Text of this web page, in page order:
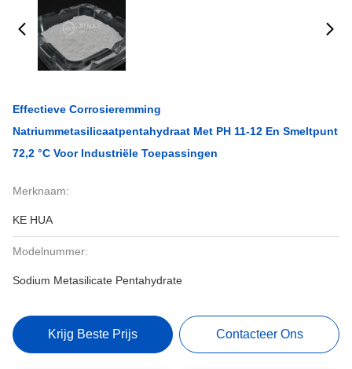
Effectieve Corrosieremming
Natriummetasilicaatpentahydraat Met PH 11-12 En Smeltpunt
72,2 °C Voor Industriële Toepassingen
Merknaam:
KE HUA
Modelnummer:
Sodium Metasilicate Pentahydrate
Krijg Beste Prijs Contacteer Ons